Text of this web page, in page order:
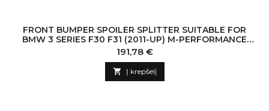
FRONT BUMPER SPOILER SPLITTER SUITABLE FOR
BMW 3 SERIES F30 F31 (2011-UP) M-PERFORMANCE
CARBON FILM COATING
Kaina
191,78 €
 Į krepšelį